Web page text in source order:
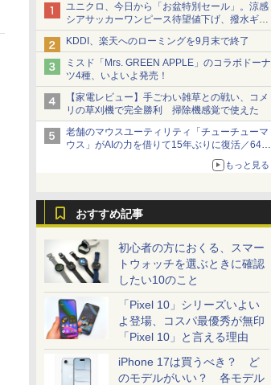
ユニクロ、今日から「お盆特別セール」。涼感
シアサッカーワンピース待望値下げ、撥水ギア
ショーツは1990円に
KDDI、楽天へのローミングを9月末で終了
ミスド「Mrs. GREEN APPLE」のコラボドーナ
ツ4種、いよいよ発売！
【家電レビュー】手ごわい雑草との戦い、コメ
リの草刈機で完全勝利 掃除機感覚で使えた
老舗のマウスユーティリティ「チューチューマ
ウス」がAIの力を借りて15年ぶりに復活／64bit
化、Windows 10/11、「Chrome」も走り回
る。復活記念で2026年末まで500円
もっと見る
おすすめ記事
初心者の方におくる、スマー
トウォッチを選ぶときに確認
したい10のこと
「Pixel 10」シリーズいよい
よ登場、コスパ最優秀が無印
「Pixel 10」と言える理由
iPhone 17は買うべき？ ど
のモデルがいい？ 各モデル